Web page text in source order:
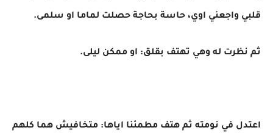
قلبي واجعني اوي، حاسة بحاجة حصلت لماما او سلمى.
ثم نظرت له وهي تهتف بقلق: او ممكن ليلى.
اعتدل في نومته ثم هتف مطمئنا اياها: متخافيش هما كلهم